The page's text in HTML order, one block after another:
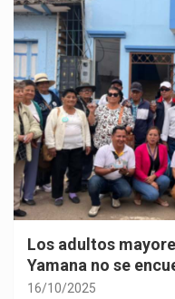
Los adultos
Yamana no se
16/10/2025